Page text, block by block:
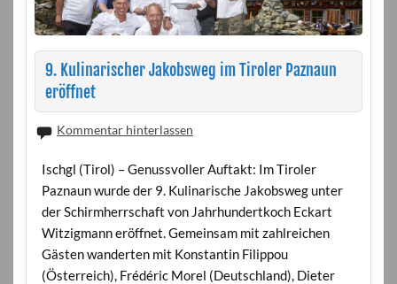
9. Kulinarischer Jakobsweg im Tiroler Paznaun
eröffnet
Kommentar hinterlassen
Ischgl (Tirol) – Genussvoller Auftakt: Im Tiroler
Paznaun wurde der 9. Kulinarische Jakobsweg unter
der Schirmherrschaft von Jahrhundertkoch Eckart
Witzigmann eröffnet. Gemeinsam mit zahlreichen
Gästen wanderten mit Konstantin Filippou
(Österreich), Frédéric Morel (Deutschland), Dieter